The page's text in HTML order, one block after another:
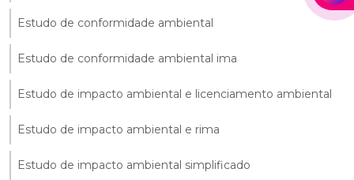
Estudo de conformidade ambiental
Estudo de conformidade ambiental ima
Estudo de impacto ambiental e licenciamento ambiental
Estudo de impacto ambiental e rima
Estudo de impacto ambiental simplificado